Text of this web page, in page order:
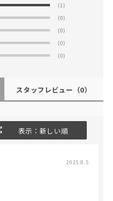
(1)
(0)
(0)
(0)
(0)
スタッフレビュー （0）
表示：新しい順
2025.8.5